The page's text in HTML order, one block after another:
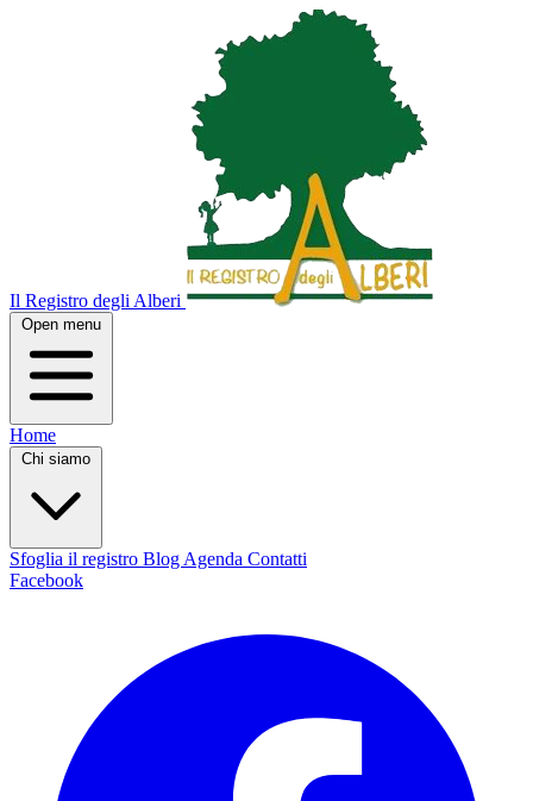
Il Registro degli Alberi
Open menu
Home
Chi siamo
Sfoglia il registro Blog Agenda Contatti
Facebook